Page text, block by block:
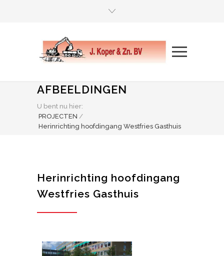
AFBEELDINGEN
U bent nu hier:
PROJECTEN /
Herinrichting hoofdingang Westfries Gasthuis
Herinrichting hoofdingang
Westfries Gasthuis